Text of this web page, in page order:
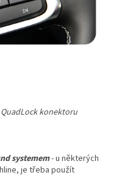
konektoru
systemem- u některých
je třeba použít